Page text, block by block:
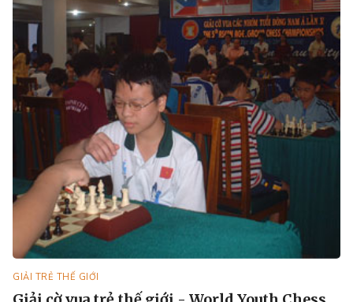
GIẢI TRẺ THẾ GIỚI